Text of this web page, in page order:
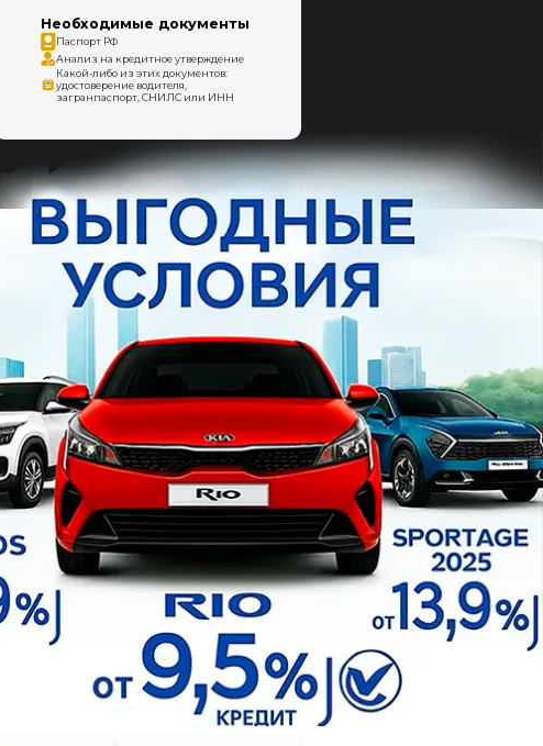
Необходимые документы
Паспорт РФ
Анализ на кредитное утверждение
Какой-либо из этих документов:
удостоверение водителя,
загранпаспорт, СНИЛС или ИНН